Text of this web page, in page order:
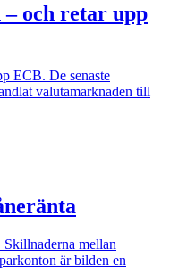
och retar upp
ECB. De senaste
valutamarknaden till
mellan
är bilden en